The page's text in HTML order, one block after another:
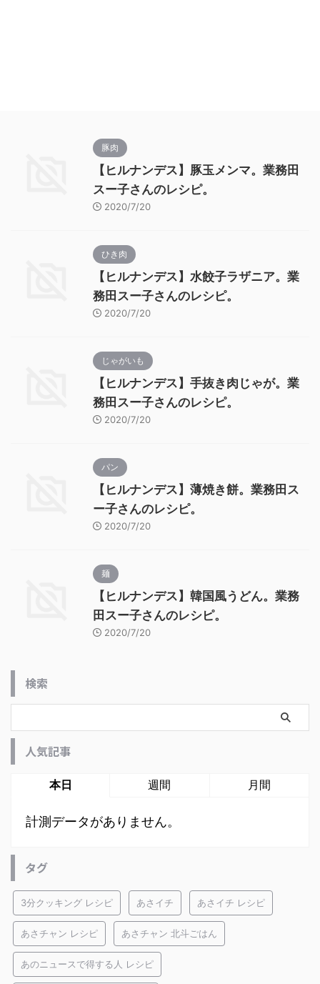
豚肉
【ヒルナンデス】豚玉メンマ。業務田
スー子さんのレシピ。
2020/7/20
ひき肉
【ヒルナンデス】水餃子ラザニア。業
務田スー子さんのレシピ。
2020/7/20
じゃがいも
【ヒルナンデス】手抜き肉じゃが。業
務田スー子さんのレシピ。
2020/7/20
パン
【ヒルナンデス】薄焼き餅。業務田ス
ー子さんのレシピ。
2020/7/20
麺
【ヒルナンデス】韓国風うどん。業務
田スー子さんのレシピ。
2020/7/20
検索
人気記事
本日 週間 月間
計測データがありません。
タグ
3分クッキング レシピ あさイチ あさイチ レシピ
あさチャン レシピ あさチャン 北斗ごはん
あのニュースで得する人 レシピ